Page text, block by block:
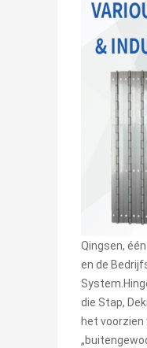
Qingsen,
en de
die Stap,
het